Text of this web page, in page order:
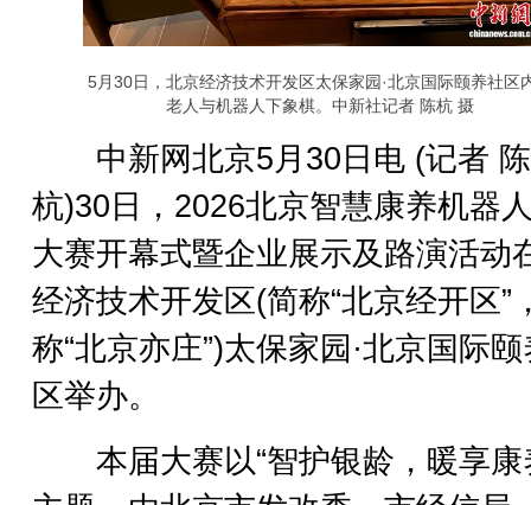
5月30日，北京经济技术开发区太保家园·北京国际颐养社区
老人与机器人下象棋。中新社记者 陈杭 摄
中新网北京5月30日电 (记者 陈
杭)30日，2026北京智慧康养机器
大赛开幕式暨企业展示及路演活动
经济技术开发区(简称“北京经开区”
称“北京亦庄”)太保家园·北京国际
区举办。
本届大赛以“智护银龄，暖享康